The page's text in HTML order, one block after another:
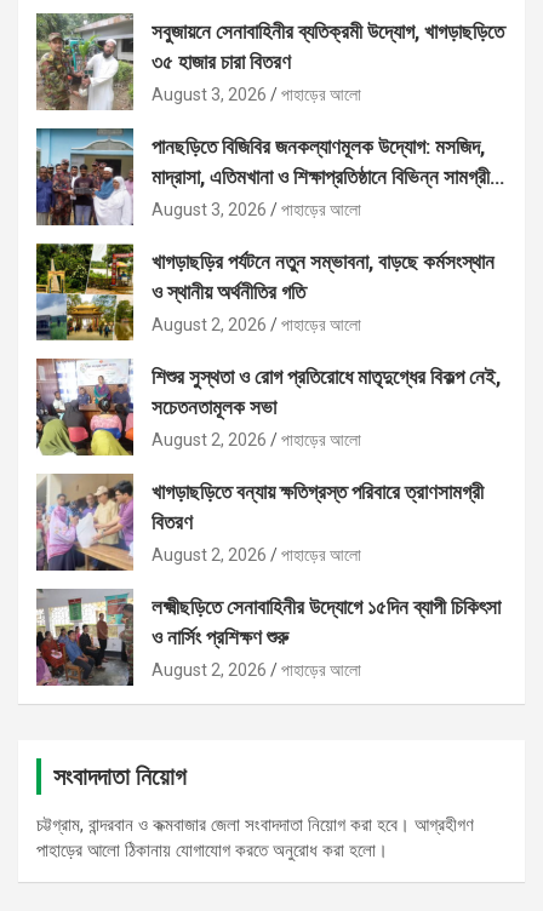
সবুজায়নে সেনাবাহিনীর ব্যতিক্রমী উদ্যোগ, খাগড়াছড়িতে
৩৫ হাজার চারা বিতরণ
August 3, 2026 পাহাড়ের আলো
পানছড়িতে বিজিবির জনকল্যাণমূলক উদ্যোগ: মসজিদ,
মাদ্রাসা, এতিমখানা ও শিক্ষাপ্রতিষ্ঠানে বিভিন্ন সামগ্রী
বিতরণ
August 3, 2026 পাহাড়ের আলো
খাগড়াছড়ির পর্যটনে নতুন সম্ভাবনা, বাড়ছে কর্মসংস্থান
ও স্থানীয় অর্থনীতির গতি
August 2, 2026 পাহাড়ের আলো
শিশুর সুস্থতা ও রোগ প্রতিরোধে মাতৃদুগ্ধের বিকল্প নেই,
সচেতনতামূলক সভা
August 2, 2026 পাহাড়ের আলো
খাগড়াছড়িতে বন্যায় ক্ষতিগ্রস্ত পরিবারে ত্রাণসামগ্রী
বিতরণ
August 2, 2026 পাহাড়ের আলো
লক্ষ্মীছড়িতে সেনাবাহিনীর উদ্যোগে ১৫দিন ব্যাপী চিকিৎসা
ও নার্সিং প্রশিক্ষণ শুরু
August 2, 2026 পাহাড়ের আলো
সংবাদদাতা নিয়োগ
চট্টগ্রাম, বান্দরবান ও কক্মবাজার জেলা সংবাদদাতা নিয়োগ করা হবে। আগ্রহীগণ
পাহাড়ের আলো ঠিকানায় যোগাযোগ করতে অনুরোধ করা হলো।